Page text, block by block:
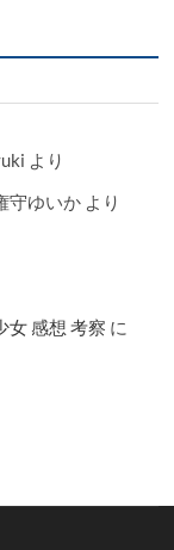
より
守ゆいか より
女 感想 考察 に